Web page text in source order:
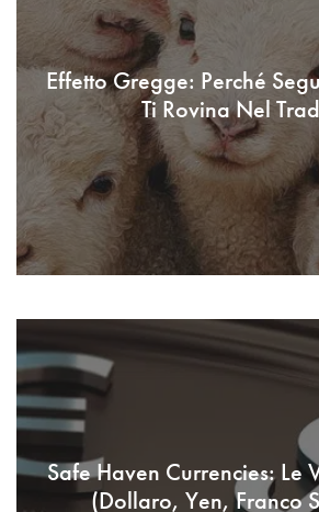
Effetto Gregge: Perché
Ti Rovina Nel
Safe Haven Currencies: Le
(Dollaro, Yen, Franco